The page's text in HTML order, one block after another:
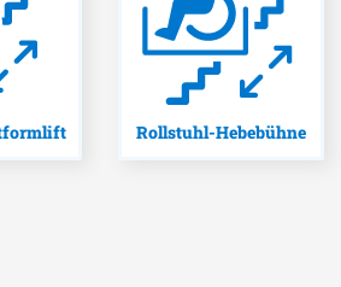
Rollstuhl-Hebebühne